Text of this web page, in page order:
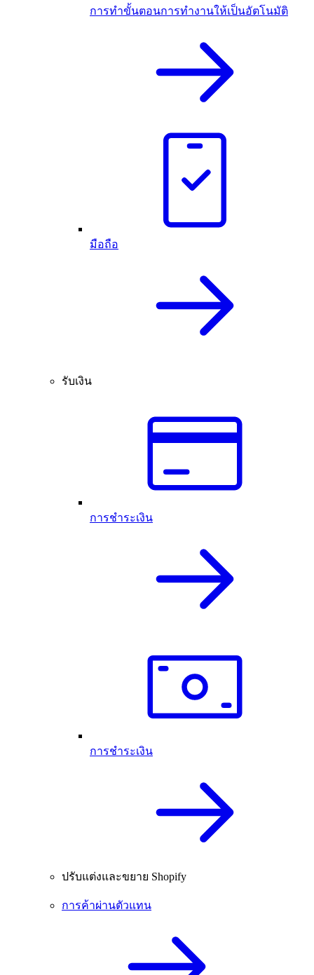
การทำขั้นตอนการทำงานให้เป็นอัตโนมัติ
มือถือ
รับเงิน
การชำระเงิน
การชำระเงิน
ปรับแต่งและขยาย Shopify
การค้าผ่านตัวแทน